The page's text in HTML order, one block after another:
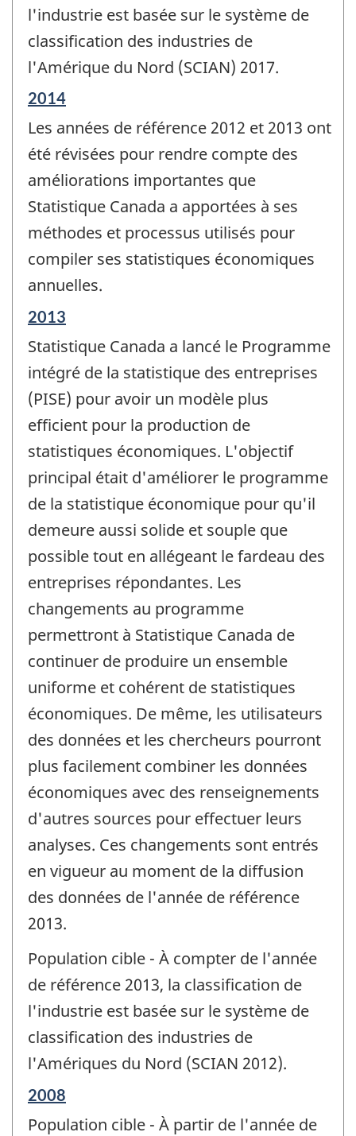
-l'industrie est basée sur le système de
classification des industries de
l'Amérique du Nord (SCIAN) 2017.
Période
référence
de
-
2014
Les années de référence 2012 et 2013 ont
été révisées pour rendre compte des
améliorations importantes que
Statistique Canada a apportées à ses
méthodes et processus utilisés pour
compiler ses statistiques économiques
annuelles.
Période
référence
de
changement
-
2013
Statistique Canada a lancé le Programme
intégré de la statistique des entreprises
(PISE) pour avoir un modèle plus
efficient pour la production de
statistiques économiques. L'objectif
principal était d'améliorer le programme
de la statistique économique pour qu'il
demeure aussi solide et souple que
possible tout en allégeant le fardeau des
entreprises répondantes. Les
changements au programme
permettront à Statistique Canada de
continuer de produire un ensemble
uniforme et cohérent de statistiques
économiques. De même, les utilisateurs
des données et les chercheurs pourront
plus facilement combiner les données
économiques avec des renseignements
d'autres sources pour effectuer leurs
analyses. Ces changements sont entrés
en vigueur au moment de la diffusion
des données de l'année de référence
2013.
Population cible - À compter de l'année
de référence 2013, la classification de
l'industrie est basée sur le système de
classification des industries de
l'Amériques du Nord (SCIAN 2012).
Période
référence
2008
Population cible - À partir de l'année de